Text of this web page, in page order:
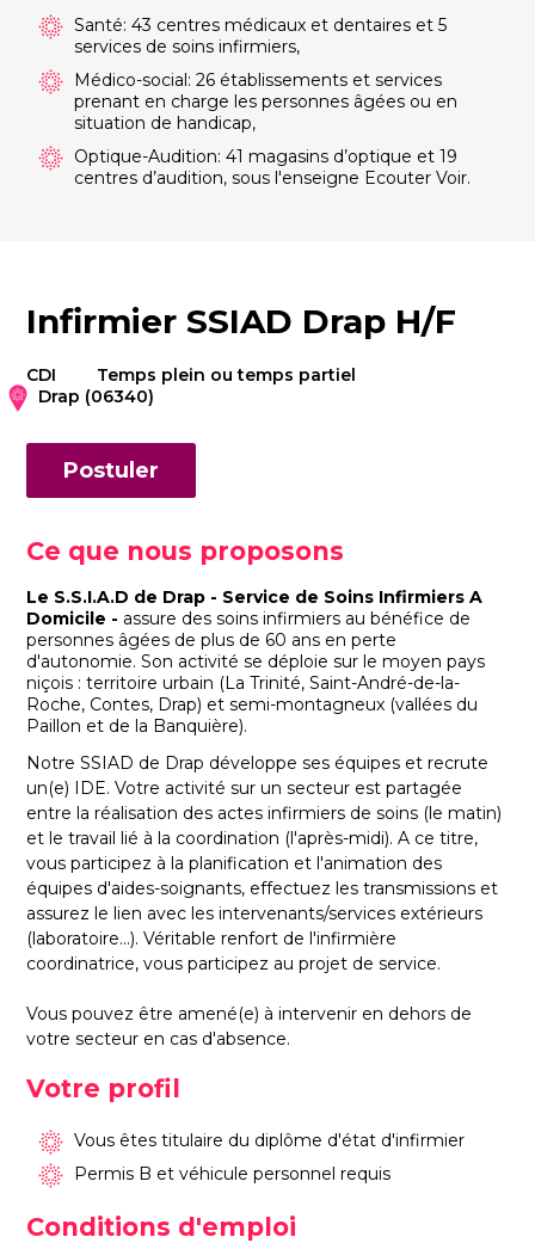
Santé: 43 centres médicaux et dentaires et 5
services de soins infirmiers,
Médico-social: 26 établissements et services
prenant en charge les personnes âgées ou en
situation de handicap,
Optique-Audition: 41 magasins d’optique et 19
centres d’audition, sous l'enseigne Ecouter Voir.
Infirmier SSIAD Drap H/F
CDI
Temps plein ou temps partiel
Drap (06340)
Postuler
Ce que nous proposons
Le S.S.I.A.D de Drap - Service de Soins Infirmiers A
Domicile - assure des soins infirmiers au bénéfice de
personnes âgées de plus de 60 ans en perte
d'autonomie. Son activité se déploie sur le moyen pays
niçois : territoire urbain (La Trinité, Saint-André-de-la-
Roche, Contes, Drap) et semi-montagneux (vallées du
Paillon et de la Banquière).
Notre SSIAD de Drap développe ses équipes et recrute
un(e) IDE. Votre activité sur un secteur est partagée
entre la réalisation des actes infirmiers de soins (le matin)
et le travail lié à la coordination (l'après-midi). A ce titre,
vous participez à la planification et l'animation des
équipes d'aides-soignants, effectuez les transmissions et
assurez le lien avec les intervenants/services extérieurs
(laboratoire...). Véritable renfort de l'infirmière
coordinatrice, vous participez au projet de service.
Vous pouvez être amené(e) à intervenir en dehors de
votre secteur en cas d'absence.
Votre profil
Vous êtes titulaire du diplôme d'état d'infirmier
Permis B et véhicule personnel requis
Conditions d'emploi